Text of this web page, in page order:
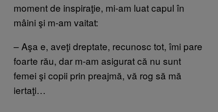
moment de inspiraţie, mi-am luat capul în
mâini şi m-am vaitat:
– Aşa e, aveţi dreptate, recunosc tot, îmi pare
foarte rău, dar m-am asigurat că nu sunt
femei şi copii prin preajmă, vă rog să mă
iertaţi…